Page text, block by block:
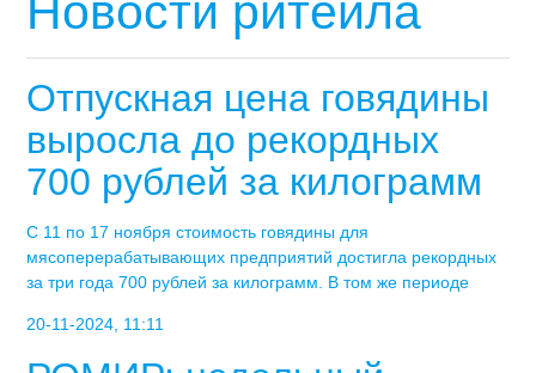
Новости ритейла
Отпускная цена говядины
выросла до рекордных
700 рублей за килограмм
С 11 по 17 ноября стоимость говядины для
мясоперерабатывающих предприятий достигла рекордных
за три года 700 рублей за килограмм. В том же периоде
20-11-2024, 11:11